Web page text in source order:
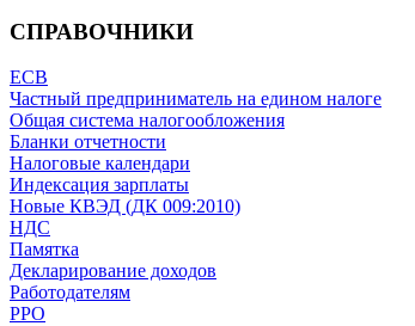
СПРАВОЧНИКИ
ЕСВ
Частный предприниматель на едином налоге
Общая система налогообложения
Бланки отчетности
Налоговые календари
Индексация зарплаты
Новые КВЭД (ДК 009:2010)
НДС
Памятка
Декларирование доходов
Работодателям
РРО